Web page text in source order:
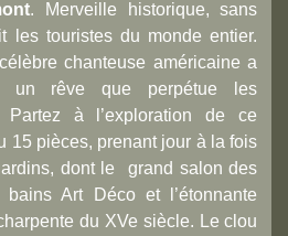
. Merveille historique, sans
les touristes du monde entier.
chanteuse américaine a
un rêve que perpétue les
Partez à l’exploration de ce
15 pièces, prenant jour à la fois
dont le grand salon des
Art Déco et l’étonnante
du XVe siècle. Le clou